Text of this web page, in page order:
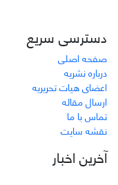
دسترسی سریع
صفحه اصلی
درباره نشریه
اعضای هیات تحریریه
ارسال مقاله
تماس با ما
نقشه سایت
آخرین اخبار